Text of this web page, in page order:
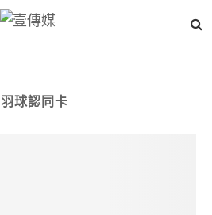
羽球認同卡